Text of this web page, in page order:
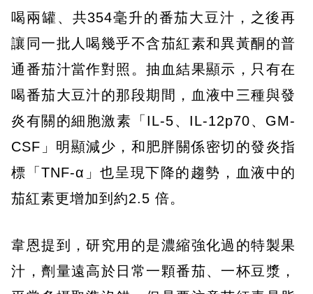
喝兩罐、共354毫升的番茄大豆汁，之後再
讓同一批人喝幾乎不含茄紅素和異黃酮的普
通番茄汁當作對照。抽血結果顯示，只有在
喝番茄大豆汁的那段期間，血液中三種與發
炎有關的細胞激素「IL-5、IL-12p70、GM-
CSF」明顯減少，和肥胖關係密切的發炎指
標「TNF-α」也呈現下降的趨勢，血液中的
茄紅素更增加到約2.5 倍。
韋恩提到，研究用的是濃縮強化過的特製果
汁，劑量遠高於日常一顆番茄、一杯豆漿，